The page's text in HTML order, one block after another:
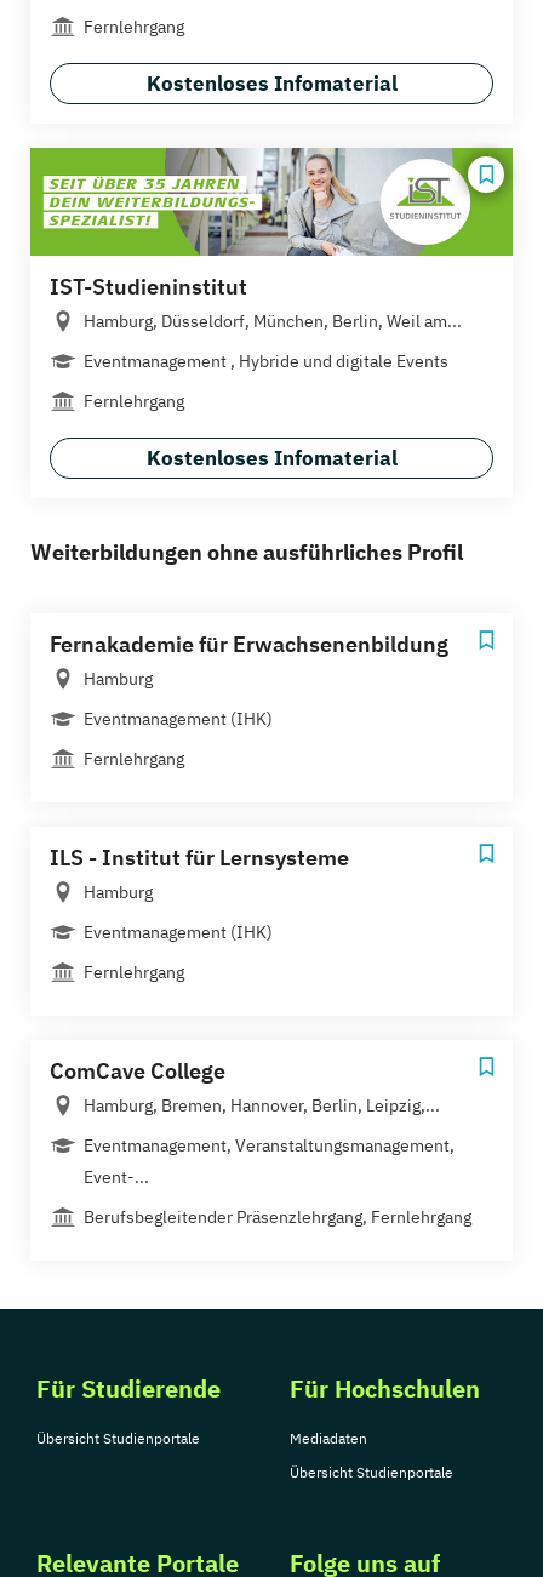
Fernlehrgang
Kostenloses Infomaterial
IST-Studieninstitut
Hamburg, Düsseldorf, München, Berlin, Weil am...
Eventmanagement , Hybride und digitale Events
Fernlehrgang
Kostenloses Infomaterial
Weiterbildungen ohne ausführliches Profil
Fernakademie für Erwachsenenbildung
Hamburg
Eventmanagement (IHK)
Fernlehrgang
ILS - Institut für Lernsysteme
Hamburg
Eventmanagement (IHK)
Fernlehrgang
ComCave College
Hamburg, Bremen, Hannover, Berlin, Leipzig,...
Eventmanagement, Veranstaltungsmanagement,
Event-...
Berufsbegleitender Präsenzlehrgang, Fernlehrgang
Für Studierende
Übersicht Studienportale
Für Hochschulen
Mediadaten
Übersicht Studienportale
Relevante Portale Folge uns auf